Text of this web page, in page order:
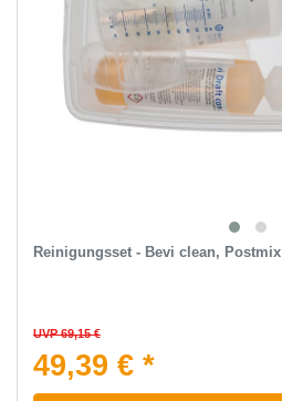
Reinigungsset - Bevi clean, Postmix
UVP 69,15 €
49,39 € *